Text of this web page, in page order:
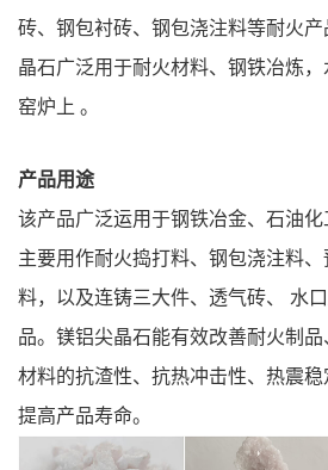
砖、钢包衬砖、钢包浇注料等耐火
晶石广泛用于耐火材料、钢铁冶炼
窑炉上 。
产品用途
该产品广泛运用于钢铁冶金、石油化
主要用作耐火捣打料、钢包浇注料
料，以及连铸三大件、透气砖、 水
品。镁铝尖晶石能有效改善耐火制
材料的抗渣性、抗热冲击性、热震稳
提高产品寿命。